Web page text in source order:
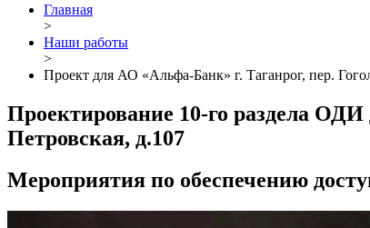
Главная
>
Наши работы
>
Проект для АО «Альфа-Банк» г. Таганрог, пер.
Проектирование 10-го раздела
Петровская, д.107
Мероприятия по обеспечению